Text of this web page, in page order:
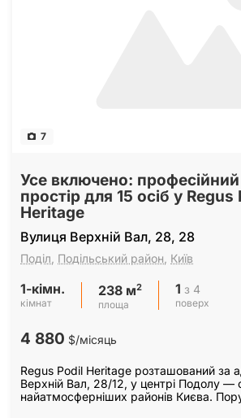
7
Усе включено:
простір для 15 осіб у Regus
Heritage
Вулиця Верхній Вал, 28, 28
Поділ Подільський район Київ
1-кімн.
кімнат
238 м2
площа
1 з 4
поверх
4 880 $/місяць
Regus Podil Heritage розташований за
Верхній Вал, 28/12, у центрі Подолу —
найатмосферніших районів Києва.